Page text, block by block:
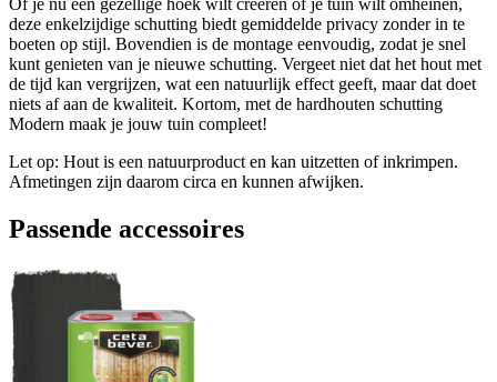
deze enkelzijdige schutting biedt gemiddelde privacy zonder in te
boeten op stijl. Bovendien is de montage eenvoudig, zodat je snel
kunt genieten van je nieuwe schutting. Vergeet niet dat het hout met
de tijd kan vergrijzen, wat een natuurlijk effect geeft, maar dat doet
niets af aan de kwaliteit. Kortom, met de hardhouten schutting
Modern maak je jouw tuin compleet!
Let op: Hout is een natuurproduct en kan uitzetten of inkrimpen.
Afmetingen zijn daarom circa en kunnen afwijken.
Passende accessoires